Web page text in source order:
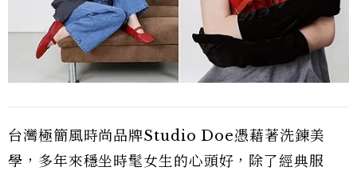
台灣極簡風時尚品牌Studio Doe憑藉著洗鍊美
學，多年來穩坐時髦女生的心頭好，除了經典服